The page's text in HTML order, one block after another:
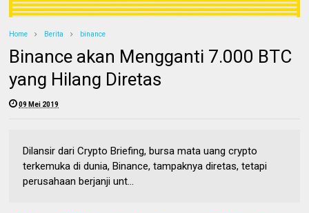
Home Berita binance
Binance akan Mengganti 7.000 BTC
yang Hilang Diretas
09 Mei 2019
Dilansir dari Crypto Briefing, bursa mata uang crypto
terkemuka di dunia, Binance, tampaknya diretas, tetapi
perusahaan berjanji unt...